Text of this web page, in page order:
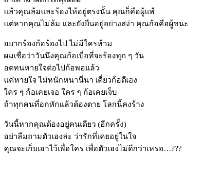
แล้วคุณล้มและร้องไห้อยู่ตรงนั้น คุณก็คือผู้แพ้
แต่หากคุณไม่ล้ม และยังยืนอยู่อย่างสง่า คุณก้อคือผู้ชนะ
อยากร้องก้อร้องไป ไม่มีใครห้าม
ผมเชื่อว่าวันนึงคุณก้อเบื่อที่จะร้องทุก ๆ วัน
อดทนหายใจต่อไปก้อพอแล้ว
แค่หายใจ ไม่หนักหนานี่นา เดี๋ยวก้อดีเอง
ใคร ๆ ก้อเคยเจอ ใคร ๆ ก้อเคยเจ็บ
ถ้าทุกคนที่อกหักแล้วต้องตาย โลกนี้คงร้าง
วันนี้หากคุณต้องอยู่คนเดียว (อีกครั้ง)
อย่าลืมถามตัวเองล่ะ ว่ารักที่เคยอยู่ในใจ
คุณจะเก็บเอาไว้เพื่อใคร เพื่อตัวเองไม่ดีกว่าเหรอ…???